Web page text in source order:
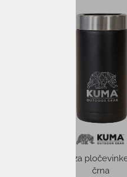
Držalo za
črna